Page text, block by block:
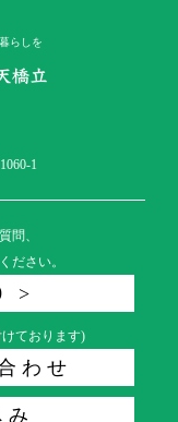
らしを
1
問、
ださい。
>
ております)
わせ